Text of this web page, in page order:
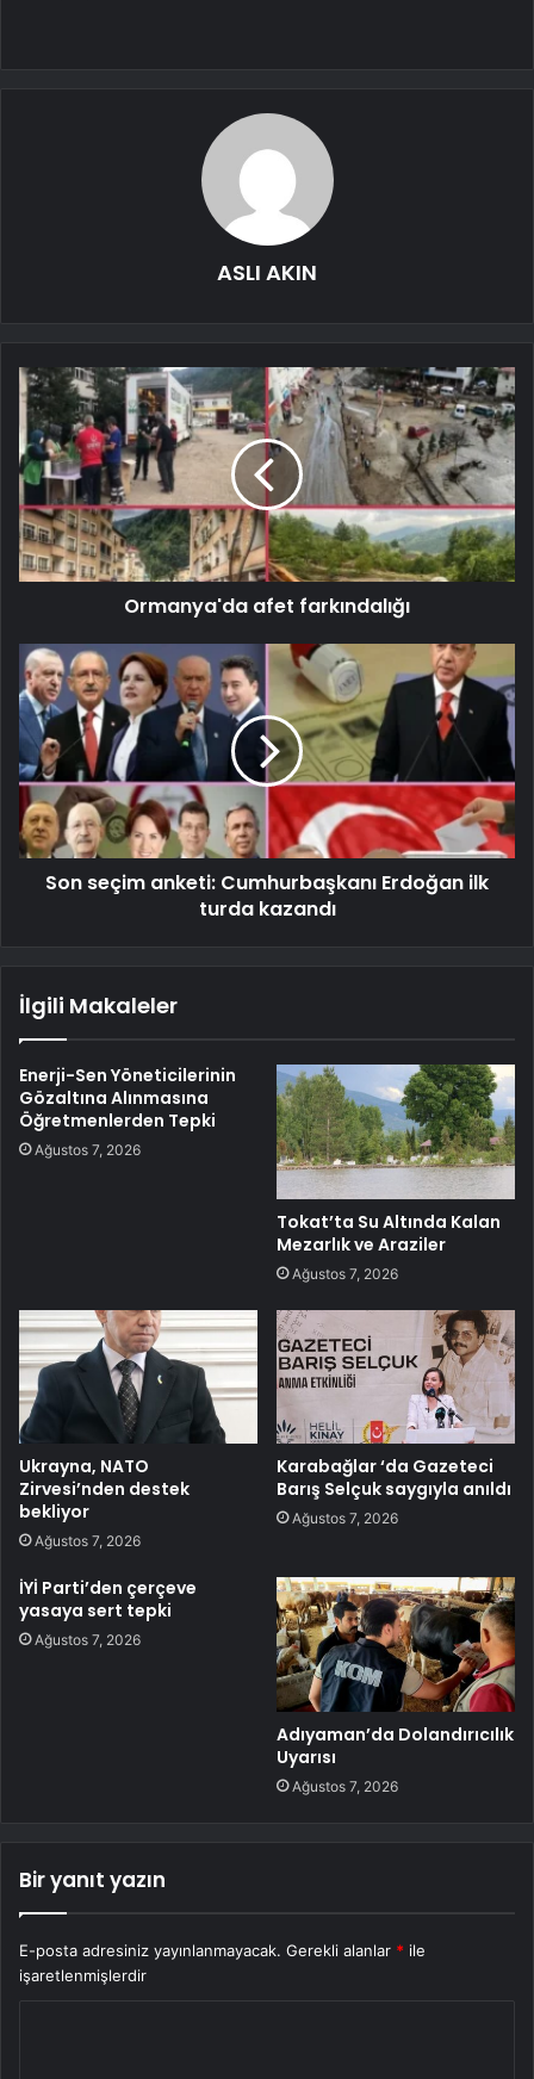
ASLI AKIN
Ormanya'da afet farkındalığı
Son seçim anketi: Cumhurbaşkanı Erdoğan ilk
turda kazandı
İlgili Makaleler
Enerji-Sen Yöneticilerinin
Gözaltına Alınmasına
Öğretmenlerden Tepki
Ağustos 7, 2026
Tokat’ta Su Altında Kalan
Mezarlık ve Araziler
Ağustos 7, 2026
Ukrayna, NATO
Zirvesi’nden destek
bekliyor
Ağustos 7, 2026
Karabağlar ‘da Gazeteci
Barış Selçuk saygıyla anıldı
Ağustos 7, 2026
İYİ Parti’den çerçeve
yasaya sert tepki
Ağustos 7, 2026
Adıyaman’da Dolandırıcılık
Uyarısı
Ağustos 7, 2026
Bir yanıt yazın
E-posta adresiniz yayınlanmayacak. Gerekli alanlar * ile
işaretlenmişlerdir